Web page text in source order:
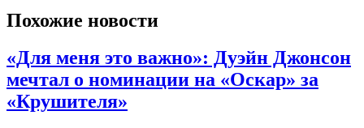
Похожие новости
«Для меня это важно»: Дуэйн Джонсон
мечтал о номинации на «Оскар» за
«Крушителя»